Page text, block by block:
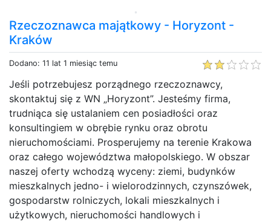
Rzeczoznawca majątkowy - Horyzont -
Kraków
Dodano: 11 lat 1 miesiąc temu
Jeśli potrzebujesz porządnego rzeczoznawcy,
skontaktuj się z WN „Horyzont”. Jesteśmy firma,
trudniąca się ustalaniem cen posiadłości oraz
konsultingiem w obrębie rynku oraz obrotu
nieruchomościami. Prosperujemy na terenie Krakowa
oraz całego województwa małopolskiego. W obszar
naszej oferty wchodzą wyceny: ziemi, budynków
mieszkalnych jedno- i wielorodzinnych, czynszówek,
gospodarstw rolniczych, lokali mieszkalnych i
użytkowych, nieruchomości handlowych i